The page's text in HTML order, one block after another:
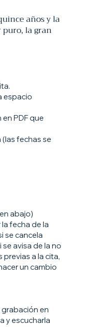
años y la
la gran
espacio
PDF que
fechas se
abajo)
fecha de la
se cancela
avisa de la no
a la cita,
un cambio
grabación en
y escucharla